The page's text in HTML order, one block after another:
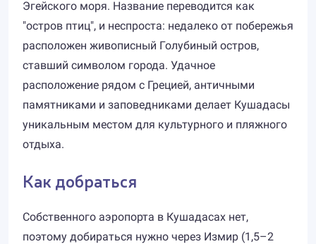
Эгейского моря. Название переводится как
"остров птиц", и неспроста: недалеко от побережья
расположен живописный Голубиный остров,
ставший символом города. Удачное
расположение рядом с Грецией, античными
памятниками и заповедниками делает Кушадасы
уникальным местом для культурного и пляжного
отдыха.
Как добраться
Собственного аэропорта в Кушадасах нет,
поэтому добираться нужно через Измир (1,5–2